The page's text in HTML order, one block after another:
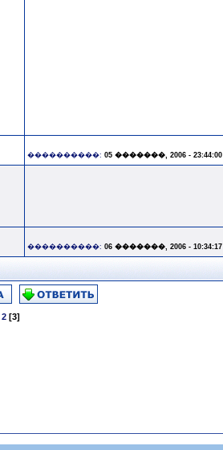
����������: 05 �������, 2006 - 23:44:00
����������: 06 �������, 2006 - 10:34:17
2 [3]